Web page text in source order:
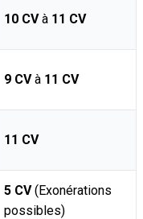
10 CVà 11 CV
9 CVà 11 CV
11 CV
5 CV(Exonérations
possibles)